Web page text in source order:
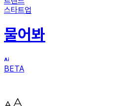
스타트업
물어봐
BETA